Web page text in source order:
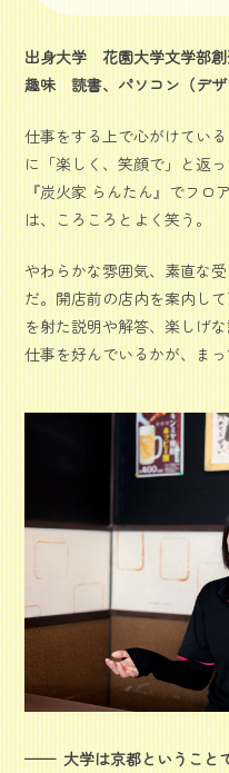
出身大学 花園大学文学部
趣味 読書、パソコン（デザ
仕事をする上で心がけてい
に「楽しく、笑顔で」と返
『炭火家 らんたん』でフロ
は、ころころとよく笑う。
やわらかな雰囲気、素直な
だ。開店前の店内を案内し
を射た説明や解答、楽しげ
仕事を好んでいるかが、ま
大学は京都ということ